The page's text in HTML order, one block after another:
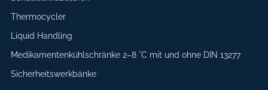
Thermocycler
Liquid Handling
Medikamentenkühlschränke 2–8 °C mit und ohne DIN 13277
Sicherheitswerkbänke